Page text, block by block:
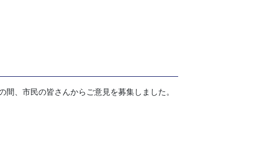
、市民の皆さんからご意見を募集しました。